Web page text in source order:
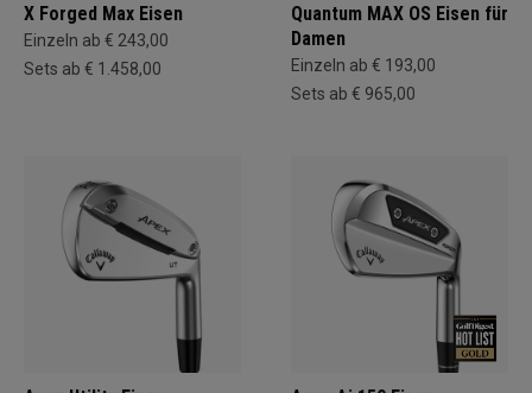
X Forged Max Eisen
Einzeln ab € 243,00
Sets ab € 1.458,00
Quantum MAX OS Eisen für
Damen
Einzeln ab € 193,00
Sets ab € 965,00